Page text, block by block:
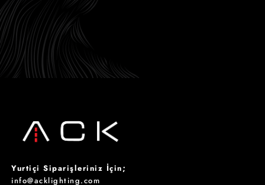
Yurtiçi Siparişleriniz İçin;
info@acklighting.com